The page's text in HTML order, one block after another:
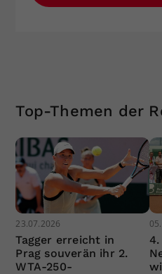
Top-Themen der
23.07.2026
Tagger erreicht in
Prag souverän ihr 2.
WTA-250-